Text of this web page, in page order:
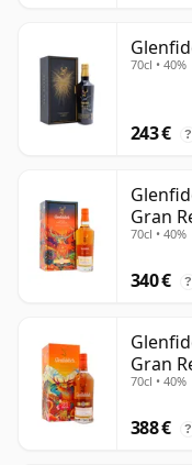
70cl • 40%
243 € ?
Gran
70cl • 40%
340 € ?
Gran
70cl • 40%
388 € ?